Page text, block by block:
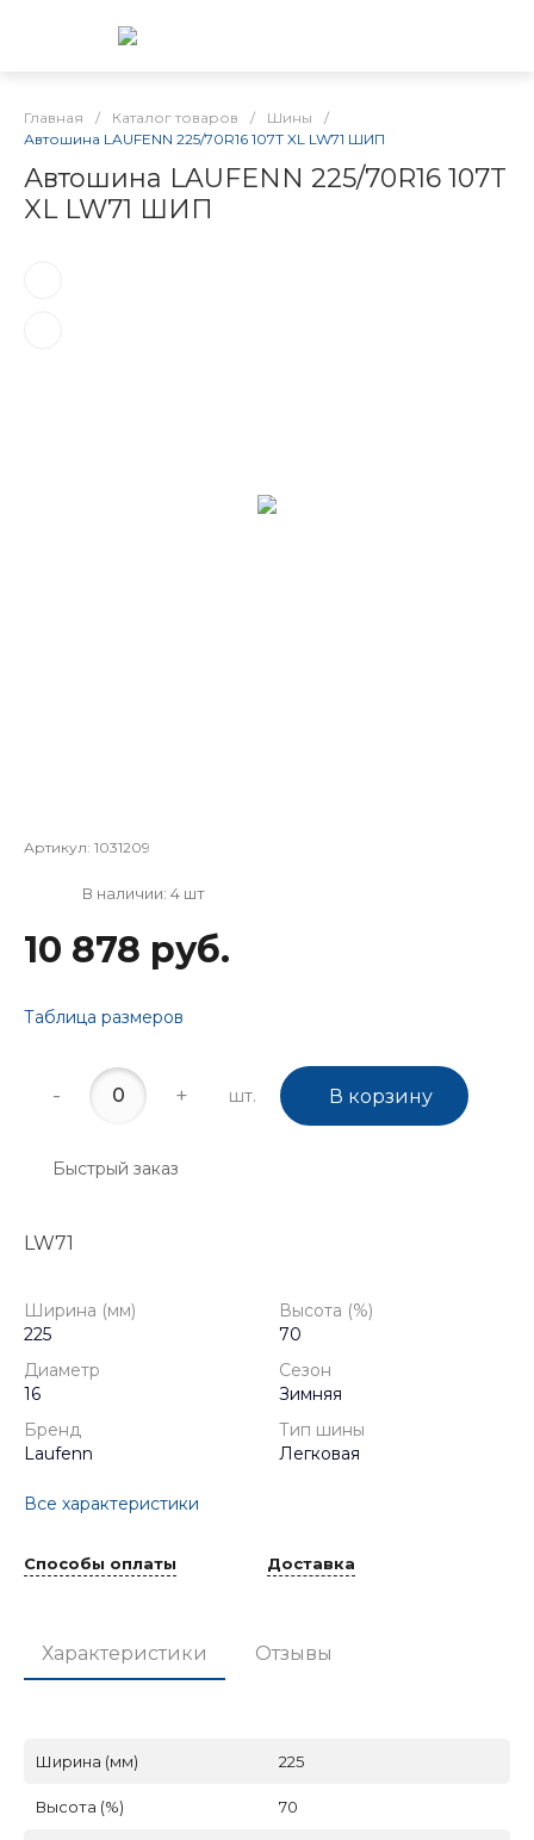
Главная / Каталог товаров / Шины
/
Автошина LAUFENN 225/70R16 107T XL LW71 ШИП
Автошина LAUFENN 225/70R16 107T
XL LW71 ШИП
Артикул: 1031209
В наличии: 4 шт
10 878 руб.
Таблица размеров
- + шт. В корзину
Быстрый заказ
LW71
Ширина (мм)
225
Высота (%)
70
Диаметр
16
Сезон
Зимняя
Бренд
Laufenn
Тип шины
Легковая
Все характеристики
Способы оплаты Доставка
Характеристики Отзывы
Ширина (мм) 225
Высота (%) 70